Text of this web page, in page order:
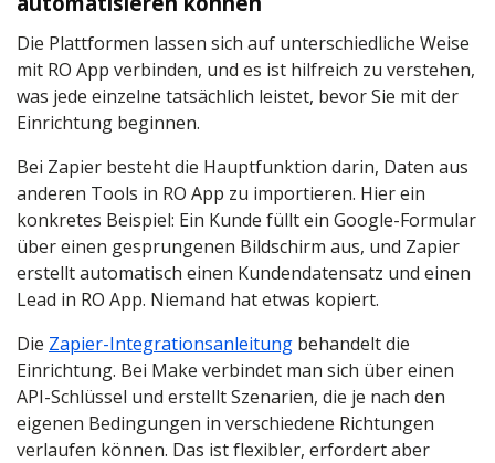
Die Plattformen lassen sich auf unterschiedliche Weise
mit RO App verbinden, und es ist hilfreich zu verstehen,
was jede einzelne tatsächlich leistet, bevor Sie mit der
Einrichtung beginnen.
Bei Zapier besteht die Hauptfunktion darin, Daten aus
anderen Tools in RO App zu importieren. Hier ein
konkretes Beispiel: Ein Kunde füllt ein Google-Formular
über einen gesprungenen Bildschirm aus, und Zapier
erstellt automatisch einen Kundendatensatz und einen
Lead in RO App. Niemand hat etwas kopiert.
Die Zapier-Integrationsanleitung behandelt die
Einrichtung. Bei Make verbindet man sich über einen
API-Schlüssel und erstellt Szenarien, die je nach den
eigenen Bedingungen in verschiedene Richtungen
verlaufen können. Das ist flexibler, erfordert aber